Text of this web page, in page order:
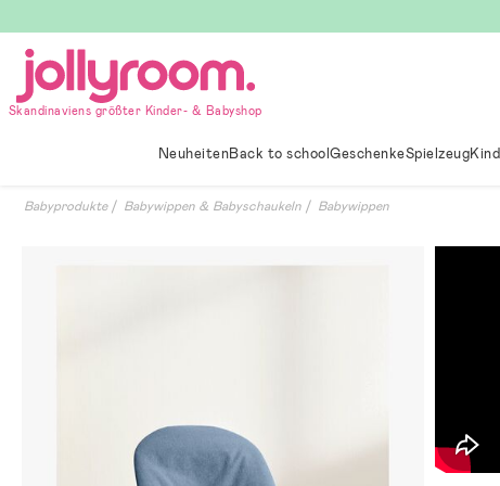
till
innehållet
Skandinaviens größter Kinder- & Babyshop
NeuheitenBack to schoolGeschenkeSpielzeug
Babyprodukte Babywippen & Babyschaukeln Babywippen